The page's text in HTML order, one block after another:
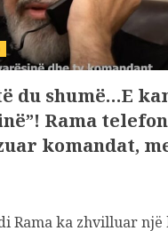
du shumë…E
Rama
komandat,
Rama ka zhvilluar një